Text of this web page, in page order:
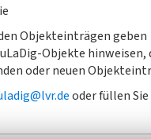
Objekteinträgen geben
Objekte
oder neuen
oder füllen